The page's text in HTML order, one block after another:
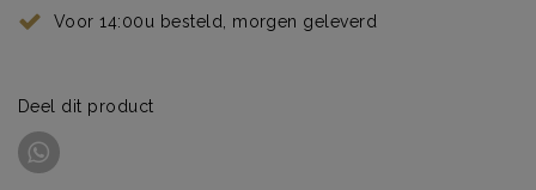
Voor 14:00u besteld, morgen geleverd
Deel dit product